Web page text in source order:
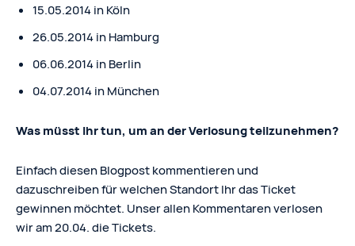
15.05.2014 in Köln
26.05.2014 in Hamburg
06.06.2014 in Berlin
04.07.2014 in München
Was müsst Ihr tun, um an der Verlosung teilzunehmen?
Einfach diesen Blogpost kommentieren und
dazuschreiben für welchen Standort Ihr das Ticket
gewinnen möchtet. Unser allen Kommentaren verlosen
wir am 20.04. die Tickets.